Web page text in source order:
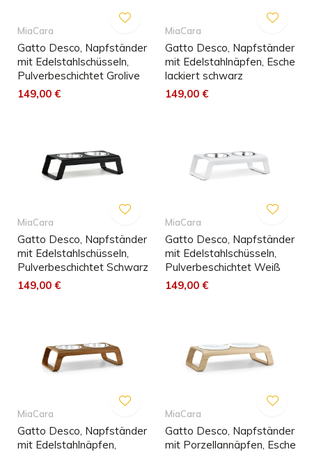
MiaCara
Gatto Desco, Napfständer
mit Edelstahlschüsseln,
Pulverbeschichtet Grolive
149,00 €
MiaCara
Gatto Desco, Napfständer
mit Edelstahlnäpfen, Esche
lackiert schwarz
149,00 €
MiaCara
Gatto Desco, Napfständer
mit Edelstahlschüsseln,
Pulverbeschichtet Schwarz
149,00 €
MiaCara
Gatto Desco, Napfständer
mit Edelstahlschüsseln,
Pulverbeschichtet Weiß
149,00 €
MiaCara
Gatto Desco, Napfständer
mit Edelstahlnäpfen,
MiaCara
Gatto Desco, Napfständer
mit Porzellannäpfen, Esche